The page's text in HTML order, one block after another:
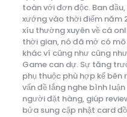
toàn với đơn độc. Ban
xướng vào thời điểm năm
xíu thường xuyên về cá
thời gian, nó đã mở có
khác ví cũng như cũng
Game can dự. Sự tăng
phụ thuộc phù hợp kế
vấn đề lắng nghe bình
người đặt hàng, giúp
bửa sung cập nhật card